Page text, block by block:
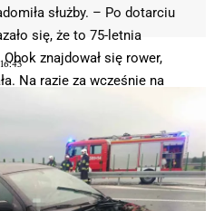
służby. – Po dotarciu
się, że to 75-letnia
znajdował się rower,
Na razie za wcześnie na
kościańskiej policji.
udział osób trzecich, czy
na to zastane na miejscu ślady.
75-latka zasłabła. Nie